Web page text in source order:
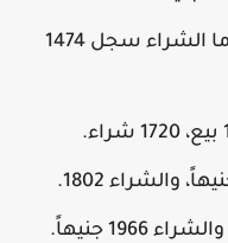
ذهب عيار 18 سجل 1440 ييع، أما الشراء سجل 1474